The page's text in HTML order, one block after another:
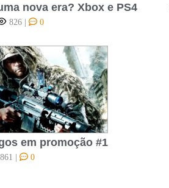
nova era? Xbox e PS4
826 | 0
em promoção #1
| 0